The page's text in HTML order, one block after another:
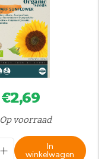
€2,69
Op voorraad
In
winkelwagen